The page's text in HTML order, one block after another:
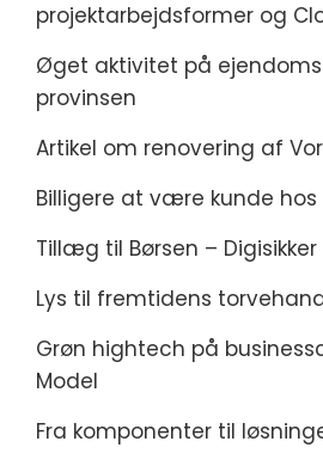
projektarbejdsformer og
Øget aktivitet på
provinsen
Artikel om renovering af Vor
Billigere at være kunde
Tillæg til Børsen – Digisikker
Lys til fremtidens
Grøn hightech på
Model
Fra komponenter til